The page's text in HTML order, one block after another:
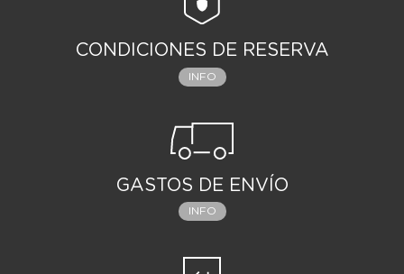
CONDICIONES DE RESERVA
INFO
GASTOS DE ENVÍO
INFO